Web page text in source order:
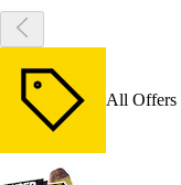
All Offers